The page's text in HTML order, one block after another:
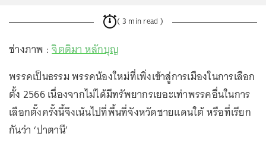
( 3 min read )
ช่างภาพ :จิตติมา หลักบุญ
พรรคเป็นธรรม พรรคน้องใหม่ที่เพิ่งเข้าสู่การเมืองในการเลือก
ตั้ง 2566 เนื่องจากไม่ได้มีทรัพยากรเยอะเท่าพรรคอื่นในการ
เลือกตั้งครั้งนี้จึงเน้นไปที่พื้นที่จังหวัดชายแดนใต้ หรือที่เรียก
กันว่า ‘ปาตานี’